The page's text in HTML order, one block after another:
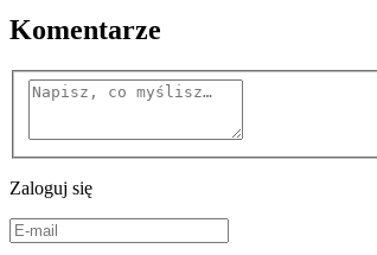
Komentarze
Zaloguj się